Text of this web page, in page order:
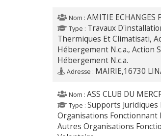
Nom : AMITIE ECHANGES
Type : Travaux
Thermiques Et Climatisati,
Hébergement N.c.a., Action
Hébergement N.c.a.
Adresse : MAIRIE,16730
Nom : ASS CLUB DU
Type : Supports
Organisations Fonctionnant
Autres Organisations